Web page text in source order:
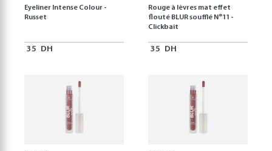
Eyeliner Intense Colour -
Russet
35 DH
Rouge à lèvres mat effet
flouté BLUR soufflé N°11 -
Clickbait
35 DH